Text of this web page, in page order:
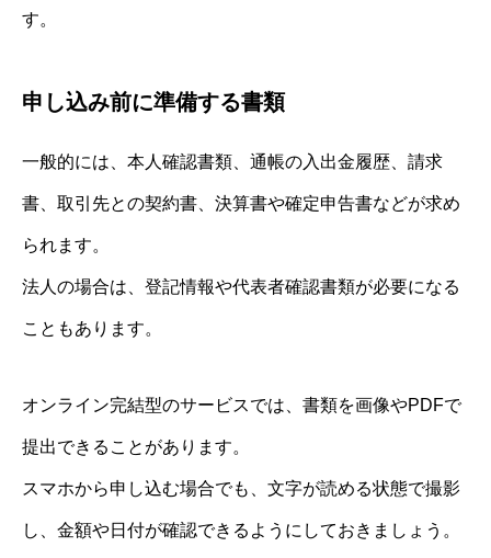
す。
申し込み前に準備する書類
一般的には、本人確認書類、通帳の入出金履歴、請求
書、取引先との契約書、決算書や確定申告書などが求め
られます。
法人の場合は、登記情報や代表者確認書類が必要になる
こともあります。
オンライン完結型のサービスでは、書類を画像やPDFで
提出できることがあります。
スマホから申し込む場合でも、文字が読める状態で撮影
し、金額や日付が確認できるようにしておきましょう。